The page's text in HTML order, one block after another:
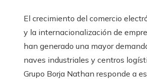
El crecimiento del comercio
y la internacionalización de
han generado una mayor
naves industriales y centros
Grupo Borja Nathan responde a